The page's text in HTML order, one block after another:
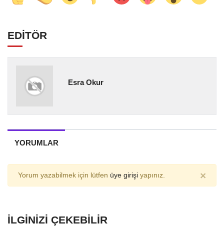
EDİTÖR
Esra Okur
YORUMLAR
Yorum yazabilmek için lütfen üye girişi yapınız. ×
İLGINIZI ÇEKEBILIR